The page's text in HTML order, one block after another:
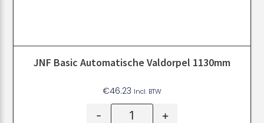
JNF Basic Automatische Valdorpel 1130mm
€46.23 Incl. BTW
- +